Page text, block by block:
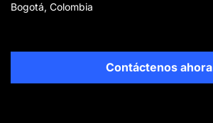
Bogotá, Colombia
Contáctenos ahora